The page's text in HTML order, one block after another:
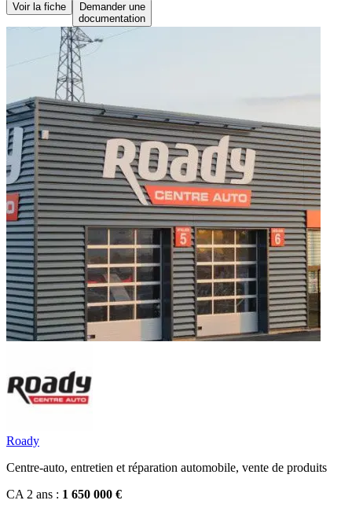
Voir la fiche
Demander une
documentation
Roady
Centre-auto, entretien et réparation automobile, vente de produits
CA 2 ans : 1 650 000 €